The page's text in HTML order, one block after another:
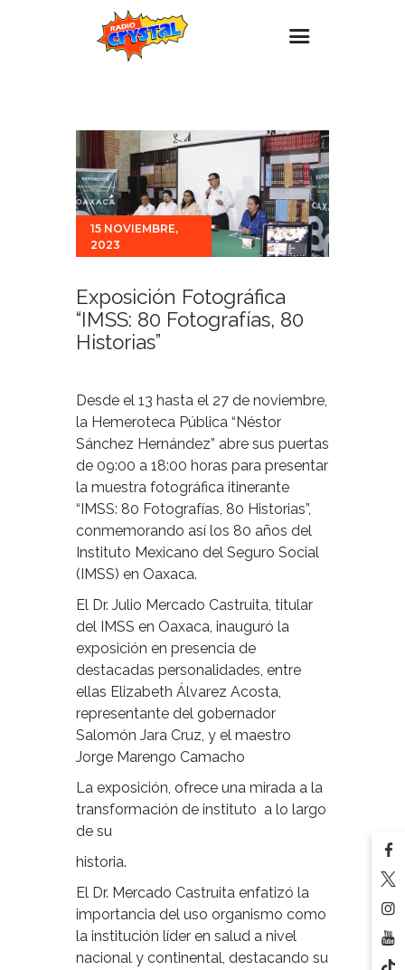
Estaciones
Eventos
Promociones
Noticias
Contacto
15 NOVIEMBRE,
2023
Exposición Fotográfica
“IMSS: 80 Fotografías, 80
Historias”
Desde el 13 hasta el 27 de noviembre,
la Hemeroteca Pública “Néstor
Sánchez Hernández” abre sus puertas
de 09:00 a 18:00 horas para presentar
la muestra fotográfica itinerante
“IMSS: 80 Fotografías, 80 Historias”,
conmemorando así los 80 años del
Instituto Mexicano del Seguro Social
(IMSS) en Oaxaca.
El Dr. Julio Mercado Castruita, titular
del IMSS en Oaxaca, inauguró la
exposición en presencia de
destacadas personalidades, entre
ellas Elizabeth Álvarez Acosta,
representante del gobernador
Salomón Jara Cruz, y el maestro
Jorge Marengo Camacho
La exposición, ofrece una mirada a la
transformación de instituto a lo largo
de su
historia.
El Dr. Mercado Castruita enfatizó la
importancia del uso organismo como
la institución líder en salud a nivel
nacional y continental, destacando su